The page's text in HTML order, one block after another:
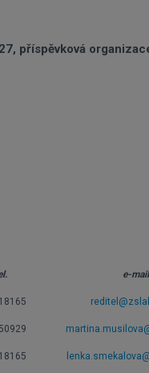
příspěvková
e-mail
martina